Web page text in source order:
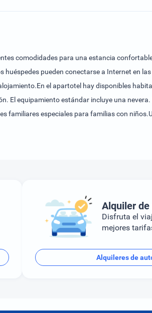
comodidades para una estancia
pueden conectarse a Internet en
el apartotel hay disponibles
El equipamiento estándar incluye una
familiares especiales para familias con
Alquiler de
Disfruta el
mejores
Alquileres de